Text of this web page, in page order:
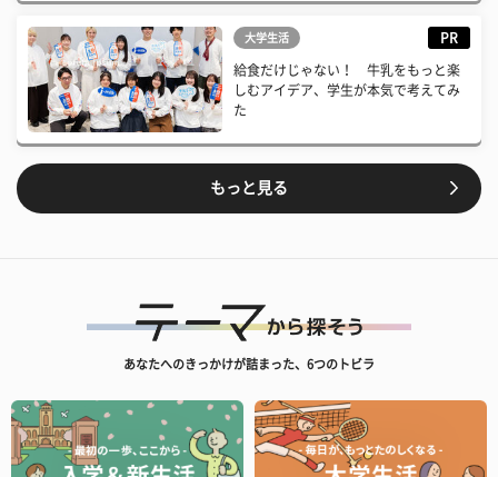
大学生活 PR
給食だけじゃない！ 牛乳をもっと楽
しむアイデア、学生が本気で考えてみ
た
もっと見る
あなたへのきっかけが詰まった、6つのトビラ